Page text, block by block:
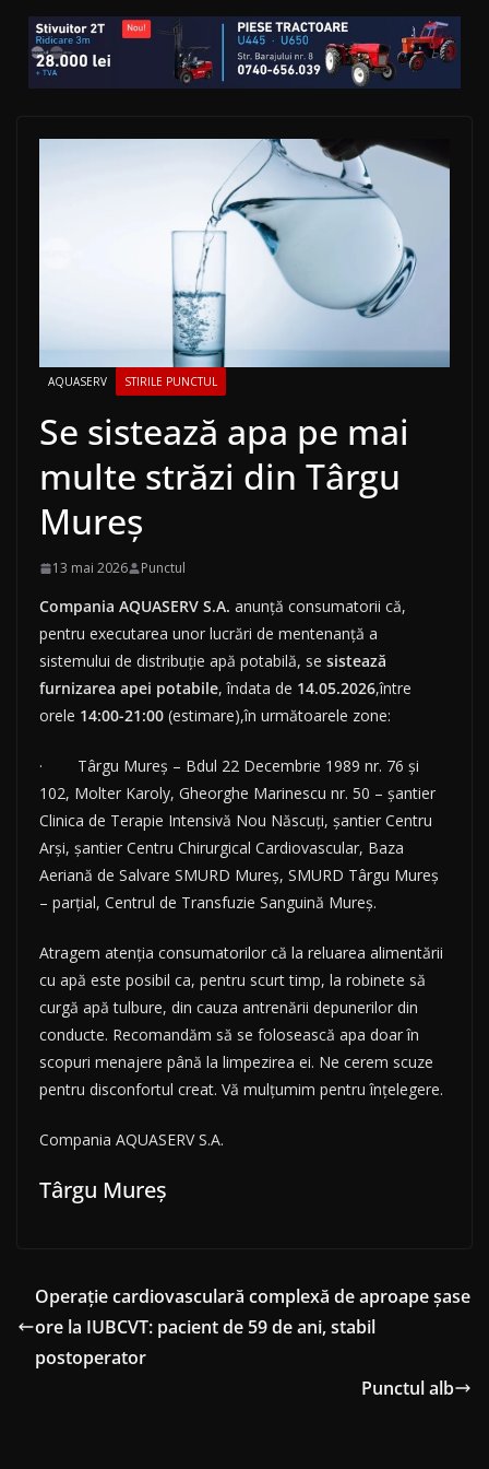
AQUASERV STIRILE PUNCTUL
Se sistează apa pe mai
multe străzi din Târgu
Mureș
13 mai 2026 Punctul
Compania AQUASERV S.A. anunţă consumatorii că,
pentru executarea unor lucrări de mentenanță a
sistemului de distribuţie apă potabilă, se sistează
furnizarea apei potabile, îndata de 14.05.2026,între
orele 14:00-21:00 (estimare),în următoarele zone:
· Târgu Mureș – Bdul 22 Decembrie 1989 nr. 76 și
102, Molter Karoly, Gheorghe Marinescu nr. 50 – șantier
Clinica de Terapie Intensivă Nou Născuți, șantier Centru
Arși, șantier Centru Chirurgical Cardiovascular, Baza
Aeriană de Salvare SMURD Mureș, SMURD Târgu Mureș
– parțial, Centrul de Transfuzie Sanguină Mureș.
Atragem atenţia consumatorilor că la reluarea alimentării
cu apă este posibil ca, pentru scurt timp, la robinete să
curgă apă tulbure, din cauza antrenării depunerilor din
conducte. Recomandăm să se folosească apa doar în
scopuri menajere până la limpezirea ei. Ne cerem scuze
pentru disconfortul creat. Vă mulţumim pentru înţelegere.
Compania AQUASERV S.A.
Târgu Mureş
Operație cardiovasculară complexă de aproape șase
ore la IUBCVT: pacient de 59 de ani, stabil
postoperator
Punctul alb